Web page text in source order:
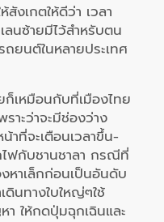
งเกตให้ดีว่า เวลา
เลนซ้ายมีไว้สำหรับตน
ถยนต์ในหลายประเทศ
ก็เหมือนกับที่เมืองไทย
าะว่าจะมีช่องว่าง
าที่จะเตือนเวลาขึ้น-
ไฟกับชานชาลา กรณีที่
หาเล็กก่อนเป็นอันดับ
ดินทางใบใหญ่ๆใช้
ให้กดปุ่มฉุกเฉินและ